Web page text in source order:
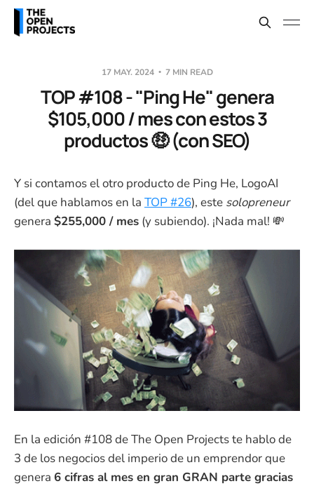
17 MAY. 2024 7 MIN READ
TOP #108 - "Ping He" genera
$105,000 / mes con estos 3
productos 🤑 (con SEO)
Y si contamos el otro producto de Ping He, LogoAI
(del que hablamos en la TOP #26), este solopreneur
genera $255,000 / mes (y subiendo). ¡Nada mal! 💸
En la edición #108 de The Open Projects te hablo de
3 de los negocios del imperio de un emprendor que
genera 6 cifras al mes en gran GRAN parte gracias